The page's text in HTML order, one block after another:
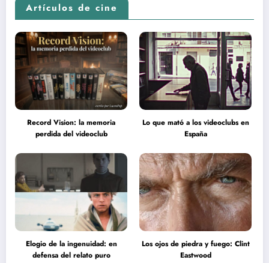
Artículos de cine
Record Vision: la memoria
perdida del videoclub
Lo que mató a los videoclubs en
España
Elogio de la ingenuidad: en
defensa del relato puro
Los ojos de piedra y fuego: Clint
Eastwood